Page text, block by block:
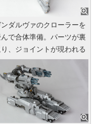
ンダルヴァのクローラーを
で合体準備。パーツが裏
、ジョイントが現われる